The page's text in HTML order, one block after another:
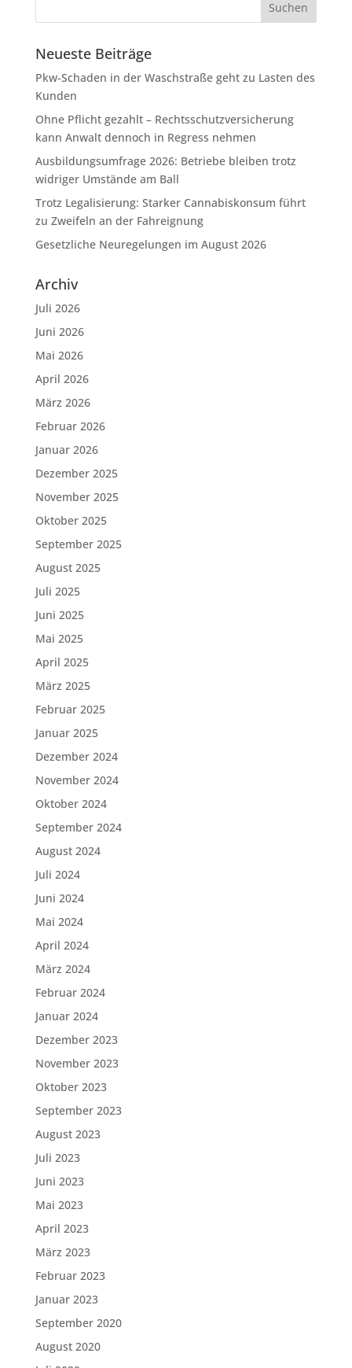
Neueste Beiträge
Pkw-Schaden in der Waschstraße geht zu Lasten des
Kunden
Ohne Pflicht gezahlt – Rechtsschutzversicherung
kann Anwalt dennoch in Regress nehmen
Ausbildungsumfrage 2026: Betriebe bleiben trotz
widriger Umstände am Ball
Trotz Legalisierung: Starker Cannabiskonsum führt
zu Zweifeln an der Fahreignung
Gesetzliche Neuregelungen im August 2026
Archiv
Juli 2026
Juni 2026
Mai 2026
April 2026
März 2026
Februar 2026
Januar 2026
Dezember 2025
November 2025
Oktober 2025
September 2025
August 2025
Juli 2025
Juni 2025
Mai 2025
April 2025
März 2025
Februar 2025
Januar 2025
Dezember 2024
November 2024
Oktober 2024
September 2024
August 2024
Juli 2024
Juni 2024
Mai 2024
April 2024
März 2024
Februar 2024
Januar 2024
Dezember 2023
November 2023
Oktober 2023
September 2023
August 2023
Juli 2023
Juni 2023
Mai 2023
April 2023
März 2023
Februar 2023
Januar 2023
September 2020
August 2020